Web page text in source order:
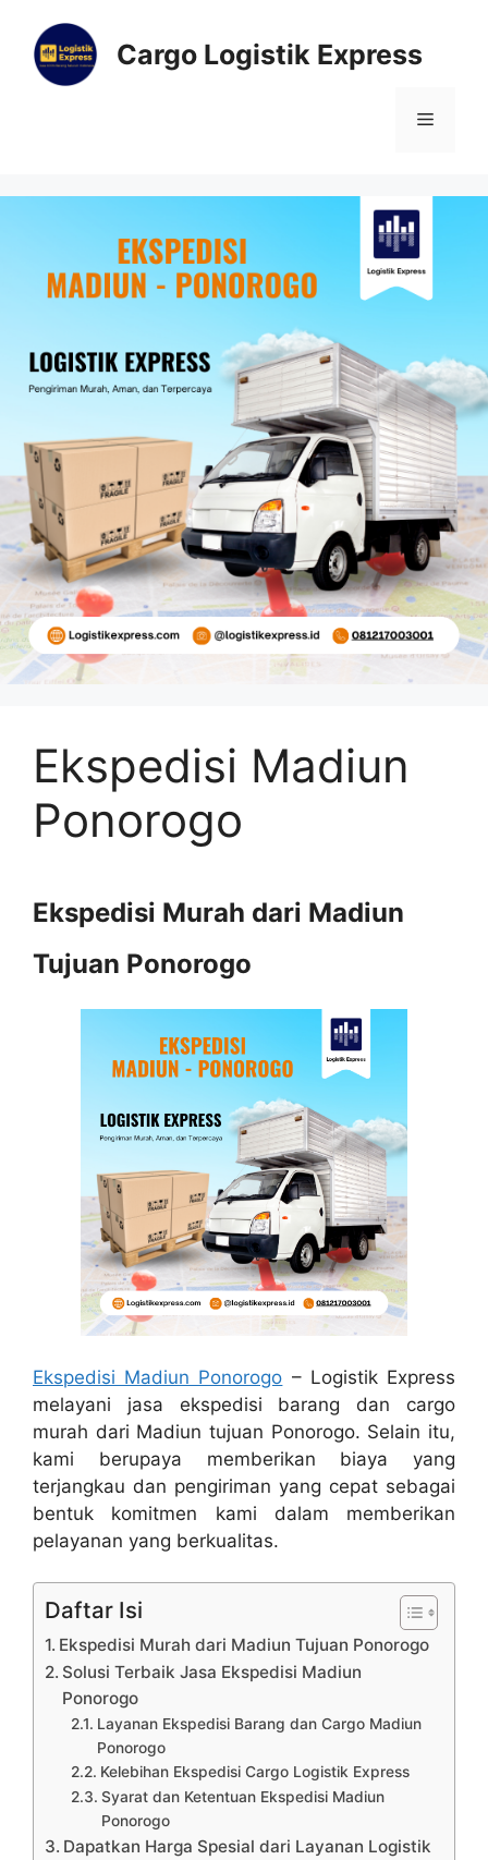
Cargo Logistik Express
Ekspedisi Madiun
Ponorogo
Ekspedisi Murah dari Madiun
Tujuan Ponorogo
Ekspedisi Madiun Ponorogo – Logistik Express
melayani jasa ekspedisi barang dan cargo
murah dari Madiun tujuan Ponorogo. Selain itu,
kami berupaya memberikan biaya yang
terjangkau dan pengiriman yang cepat sebagai
bentuk komitmen kami dalam memberikan
pelayanan yang berkualitas.
Daftar Isi
Ekspedisi Murah dari Madiun Tujuan Ponorogo
Solusi Terbaik Jasa Ekspedisi Madiun
Ponorogo
Layanan Ekspedisi Barang dan Cargo Madiun
Ponorogo
Kelebihan Ekspedisi Cargo Logistik Express
Syarat dan Ketentuan Ekspedisi Madiun
Ponorogo
Dapatkan Harga Spesial dari Layanan Logistik